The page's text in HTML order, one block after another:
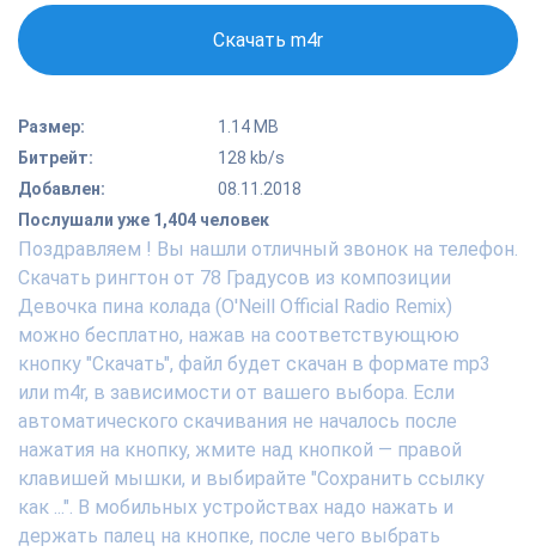
Скачать m4r
Размер:
1.14 MB
Битрейт:
128 kb/s
Добавлен:
08.11.2018
Послушали уже 1,404 человек
Поздравляем ! Вы нашли отличный звонок на телефон.
Скачать рингтон от 78 Градусов из композиции
Девочка пина колада (O'Neill Official Radio Remix)
можно бесплатно, нажав на соответствующюю
кнопку "Скачать", файл будет скачан в формате mp3
или m4r, в зависимости от вашего выбора. Если
автоматического скачивания не началось после
нажатия на кнопку, жмите над кнопкой — правой
клавишей мышки, и выбирайте "Сохранить ссылку
как ...". В мобильных устройствах надо нажать и
держать палец на кнопке, после чего выбрать